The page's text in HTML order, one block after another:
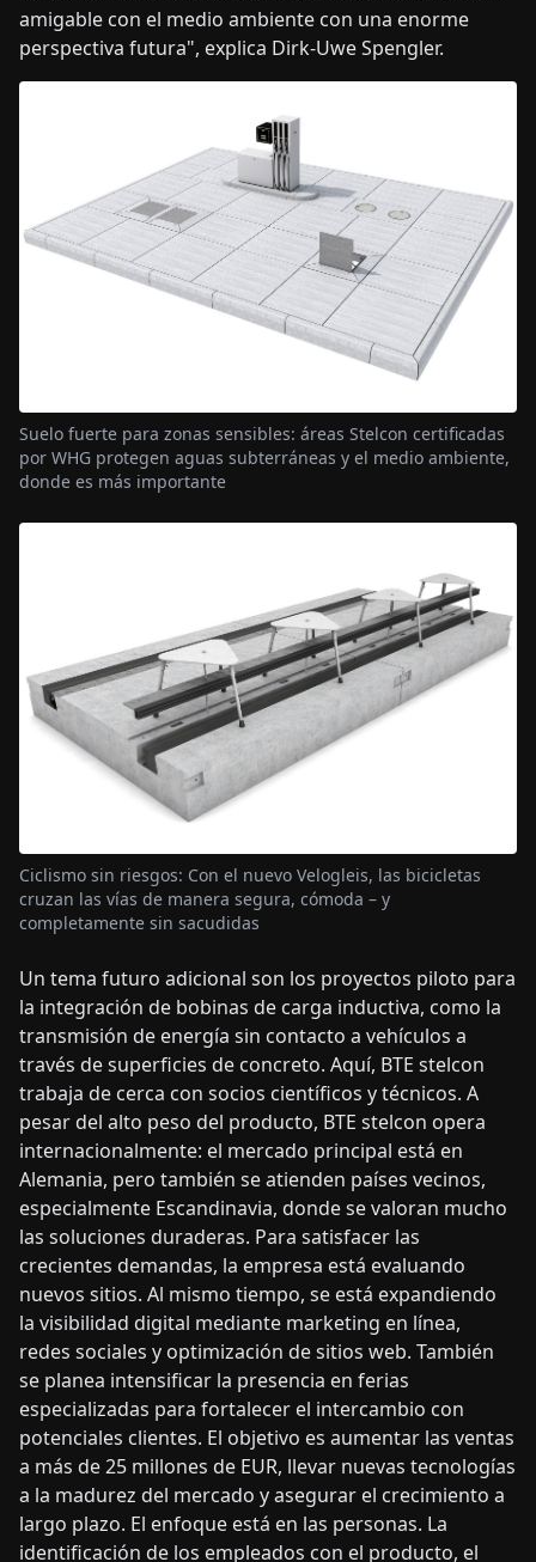
amigable con el medio ambiente con una enorme
perspectiva futura", explica Dirk-Uwe Spengler.
Suelo fuerte para zonas sensibles: áreas Stelcon certificadas
por WHG protegen aguas subterráneas y el medio ambiente,
donde es más importante
Ciclismo sin riesgos: Con el nuevo Velogleis, las bicicletas
cruzan las vías de manera segura, cómoda – y
completamente sin sacudidas
Un tema futuro adicional son los proyectos piloto para
la integración de bobinas de carga inductiva, como la
transmisión de energía sin contacto a vehículos a
través de superficies de concreto. Aquí, BTE stelcon
trabaja de cerca con socios científicos y técnicos. A
pesar del alto peso del producto, BTE stelcon opera
internacionalmente: el mercado principal está en
Alemania, pero también se atienden países vecinos,
especialmente Escandinavia, donde se valoran mucho
las soluciones duraderas. Para satisfacer las
crecientes demandas, la empresa está evaluando
nuevos sitios. Al mismo tiempo, se está expandiendo
la visibilidad digital mediante marketing en línea,
redes sociales y optimización de sitios web. También
se planea intensificar la presencia en ferias
especializadas para fortalecer el intercambio con
potenciales clientes. El objetivo es aumentar las ventas
a más de 25 millones de EUR, llevar nuevas tecnologías
a la madurez del mercado y asegurar el crecimiento a
largo plazo. El enfoque está en las personas. La
identificación de los empleados con el producto, el